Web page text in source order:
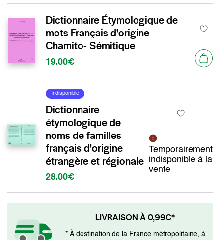
Dictionnaire Étymologique de
mots Français d'origine
Chamito- Sémitique
19.00€
Indisponible
Dictionnaire
étymologique de
noms de familles
français d'origine
étrangère et régionale
28.00€
Temporairement
indisponible à la
vente
LIVRAISON À 0,99€*
* À destination de la France métropolitaine, à